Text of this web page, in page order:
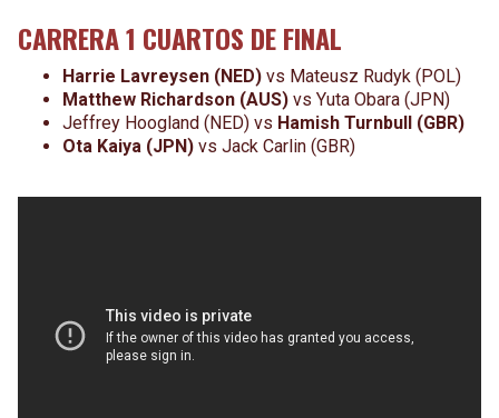
CARRERA 1 CUARTOS DE FINAL
Harrie Lavreysen (NED) vs Mateusz Rudyk (POL)
Matthew Richardson (AUS) vs Yuta Obara (JPN)
Jeffrey Hoogland (NED) vs Hamish Turnbull (GBR)
Ota Kaiya (JPN) vs Jack Carlin (GBR)